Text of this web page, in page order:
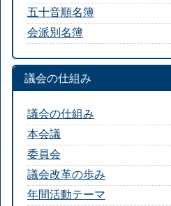
五十音順名簿
会派別名簿
議会の仕組み
議会の仕組み
本会議
委員会
議会改革の歩み
年間活動テーマ